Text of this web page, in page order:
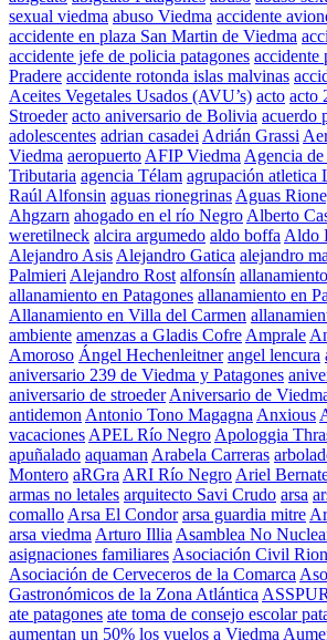
sexual viedma abuso Viedma accidente
accidente en plaza San Martin de Viedma
accidente jefe de policia patagones accidente
Pradere accidente rotonda islas malvinas
Aceites Vegetales Usados (AVU’s) acto acto
Stroeder acto aniversario de Bolivia acuerdo
adolescentes adrian casadei Adrián Grassi
Viedma aeropuerto AFIP Viedma Agencia
Tributaria agencia Télam agrupación atletica
Raúl Alfonsin aguas rionegrinas Aguas
Ahgzarn ahogado en el río Negro Alberto
weretilneck alcira argumedo aldo boffa Aldo
Alejandro Asis Alejandro Gatica alejandro
Palmieri Alejandro Rost alfonsín allanamiento
allanamiento en Patagones allanamiento en
Allanamiento en Villa del Carmen
ambiente amenzas a Gladis Cofre Amprale
Amoroso Ángel Hechenleitner angel lencura
aniversario 239 de Viedma y Patagones
aniversario de stroeder Aniversario de
antidemon Antonio Tono Magagna Anxious
vacaciones APEL Río Negro Apologgia
apuñalado aquaman Arabela Carreras
Montero aRGra ARI Río Negro Ariel
armas no letales arquitecto Savi Crudo arsa
comallo Arsa El Condor arsa guardia mitre
arsa viedma Arturo Illia Asamblea No
asignaciones familiares Asociación Civil
Asociación de Cerveceros de la Comarca
Gastronómicos de la Zona Atlántica ASSPUR
ate patagones ate toma de consejo escolar
aumentan un 50% los vuelos a Viedma